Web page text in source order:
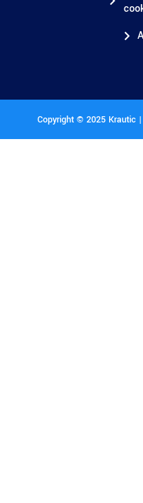
Copyright © 2025 Krautic